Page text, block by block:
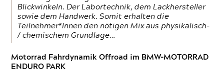
Blickwinkeln. Der Labortechnik, dem Lackhersteller
sowie dem Handwerk. Somit erhalten die
Teilnehmer*Innen den nötigen Mix aus physikalisch-
/ chemischem Grundlage…
Motorrad Fahrdynamik Offroad im BMW-MOTORRAD
ENDURO PARK